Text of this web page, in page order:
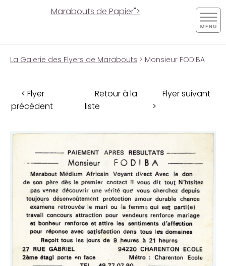
Marabouts de Papier">
La Galerie des Flyers de Marabouts > Monsieur FODIBA
< Flyer
précédent
Retour à la
liste
Flyer suivant
>